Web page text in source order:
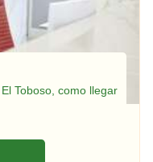
Toboso, como llegar